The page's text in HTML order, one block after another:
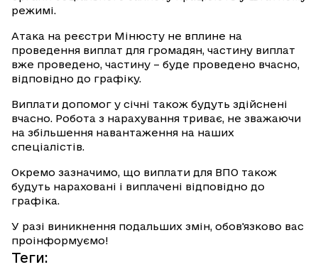
режимі.
Атака на реєстри Мінюсту не вплине на
проведення виплат для громадян, частину виплат
вже проведено, частину – буде проведено вчасно,
відповідно до графіку.
Виплати допомог у січні також будуть здійснені
вчасно. Робота з нарахування триває, не зважаючи
на збільшення навантаження на наших
спеціалістів.
Окремо зазначимо, що виплати для ВПО також
будуть нараховані і виплачені відповідно до
графіка.
У разі виникнення подальших змін, обов'язково вас
проінформуємо!
Теги: